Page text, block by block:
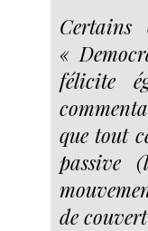
«
félicite
que tout
passive
de